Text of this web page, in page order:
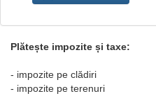
Plătește impozite și taxe:
- impozite pe clădiri
- impozite pe terenuri